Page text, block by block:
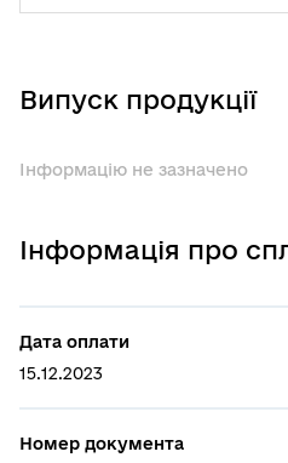
Випуск продукції
Інформацію не зазначено
Інформація про
Дата оплати
15.12.2023
Номер документа